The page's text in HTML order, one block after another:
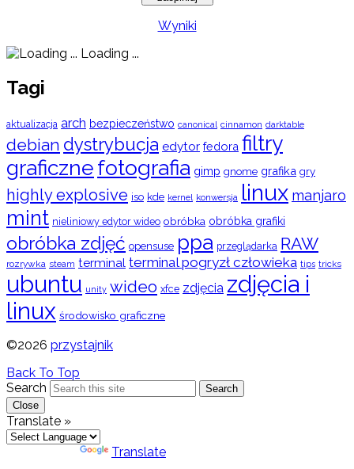
Wyniki
Loading ...
Tagi
aktualizacja arch bezpieczeństwo canonical cinnamon darktable
debian dystrybucja edytor fedora filtry
graficznefotografia gimp gnome grafika gry
highly explosive iso kde kernel konwersja linux manjaro
mint nieliniowy edytor wideo obróbka obróbka grafiki
obróbka zdjęć opensuse ppa przeglądarka RAW
rozrywka steam terminal terminal pogryzł człowieka tips tricks
ubuntu unity wideo xfce zdjęcia zdjęcia i
linux środowisko graficzne
©2026 przystajnik
Back To Top
Search
Search
Close
Translate »
Translate